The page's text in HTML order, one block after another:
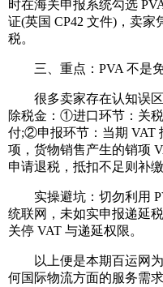
时在海关申报系统勾选
证(英国 CP42 文件)，卖家
税。
三、重点：PVA 不是
很多卖家存在认知误区
除税金：①进口环节：关
付;②申报环节：当期 VAT
项，货物销售产生的销项
申请退税，抵扣不足则补缴
实操避坑：切勿利用
统联网，未如实申报递延
关停 VAT 与递延权限。
以上便是本期百运网为
何国际物流方面的服务需